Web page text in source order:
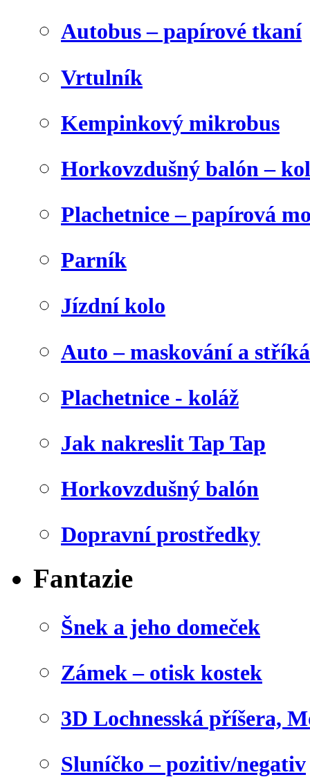
Autobus – papírové tkaní
Vrtulník
Kempinkový mikrobus
Horkovzdušný balón –
Plachetnice – papírová
Parník
Jízdní kolo
Auto – maskování a
Plachetnice - koláž
Jak nakreslit Tap Tap
Horkovzdušný balón
Dopravní prostředky
Fantazie
Šnek a jeho domeček
Zámek – otisk kostek
3D Lochnesská příšera,
Sluníčko – pozitiv/negativ